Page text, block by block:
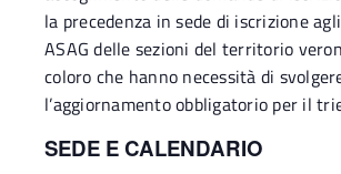
la precedenza in sede di iscrizione agli
ASAG delle sezioni del territorio
coloro che hanno necessità di
l’aggiornamento obbligatorio per il
SEDE E CALENDARIO